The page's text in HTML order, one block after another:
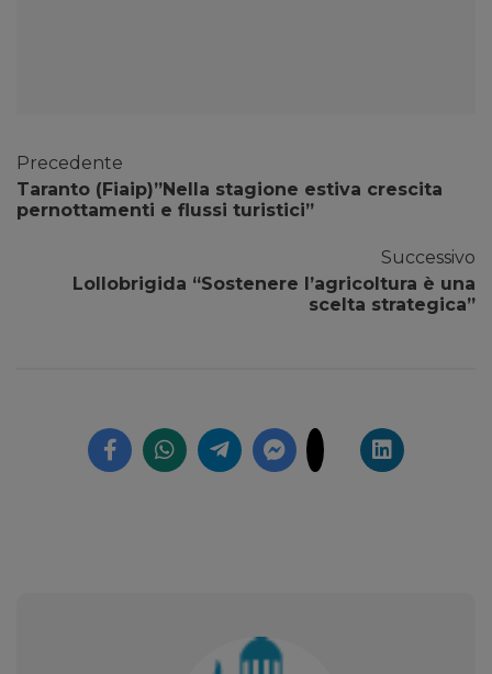
Precedente
Taranto (Fiaip)”Nella stagione estiva crescita
pernottamenti e flussi turistici”
Successivo
Lollobrigida “Sostenere l’agricoltura è una
scelta strategica”